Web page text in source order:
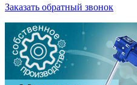
Заказать обратный звонок